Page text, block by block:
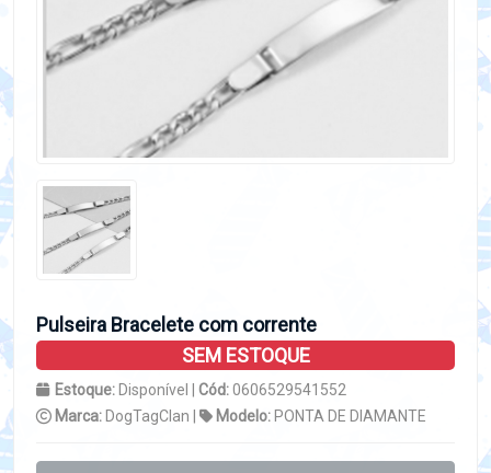
Pulseira Bracelete com corrente
SEM ESTOQUE
Estoque: Disponível | Cód:0606529541552
Marca: DogTagClan | Modelo: PONTA DE DIAMANTE